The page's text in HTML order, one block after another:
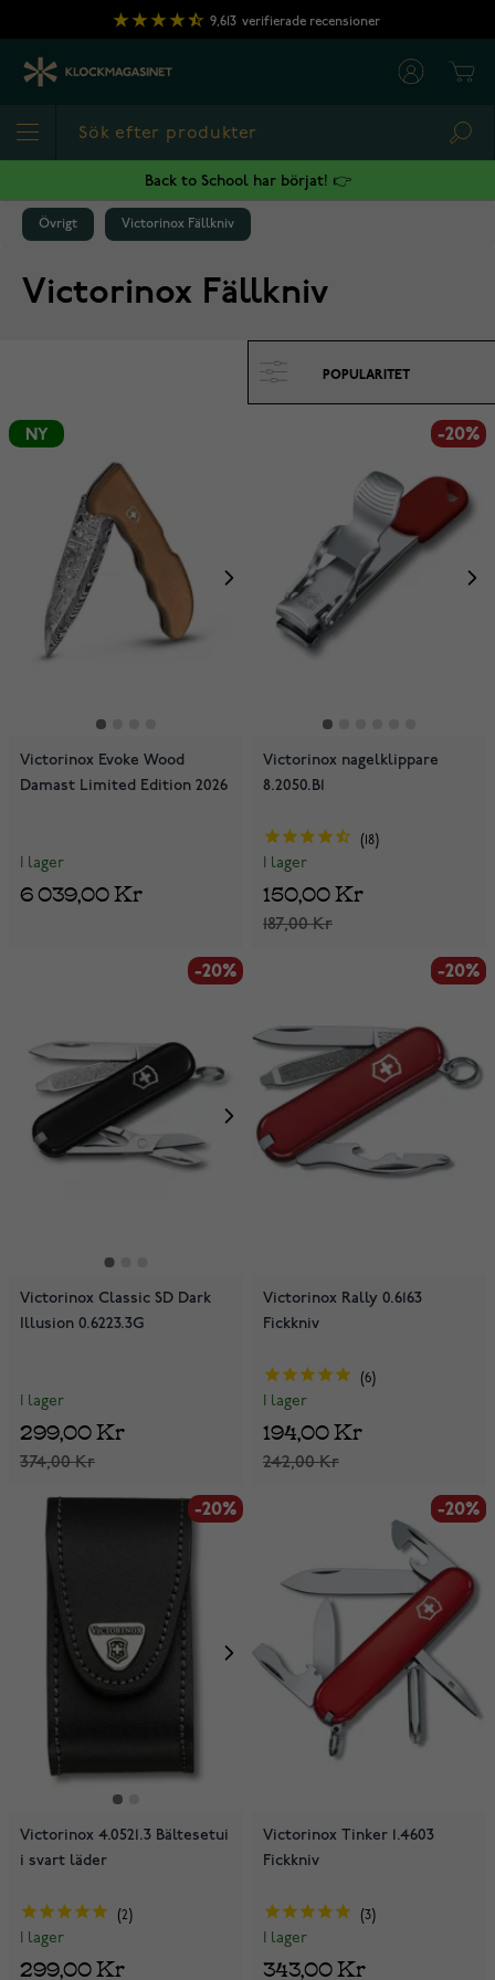
Hoppa till innehållet
9,613 verifierade recensioner
Back to School har börjat! 👉
Övrigt Victorinox Fällkniv
Victorinox Fällkniv
NY
Victorinox Evoke Wood
Damast Limited Edition 2026
I lager
6 039,00 Kr
-20%
Victorinox nagelklippare
8.2050.B1
18
I lager
187,00 Kr
150,00 Kr
-20%
Victorinox Classic SD Dark
Illusion 0.6223.3G
I lager
374,00 Kr
299,00 Kr
-20%
-20%
Victorinox Rally 0.6163
Fickkniv
6
I lager
242,00 Kr
194,00 Kr
-20%
Victorinox 4.0521.3 Bältesetui
i svart läder
2
I lager
299,00 Kr
-20%
-20%
Victorinox Tinker 1.4603
Fickkniv
3
I lager
343,00 Kr